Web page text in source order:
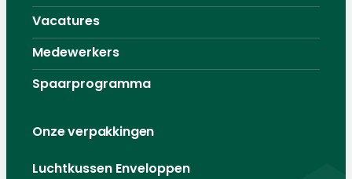
Vacatures
Medewerkers
Spaarprogramma
Onze verpakkingen
Luchtkussen Enveloppen